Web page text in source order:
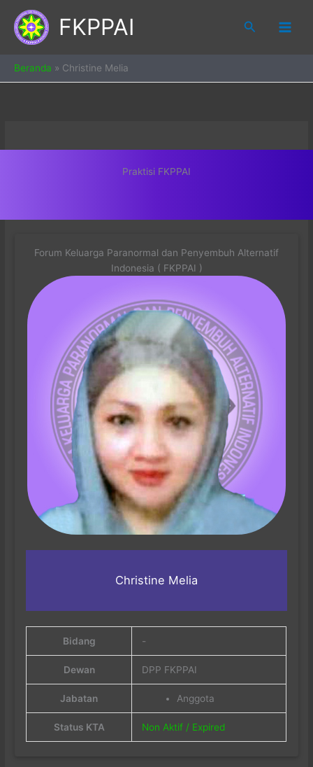
content
FKPPAI Search
Beranda » Christine Melia
Praktisi FKPPAI
Forum Keluarga Paranormal dan Penyembuh Alternatif
Indonesia ( FKPPAI )
Christine Melia
Bidang -
Dewan DPP FKPPAI
Jabatan Anggota
Status KTA Non Aktif / Expired